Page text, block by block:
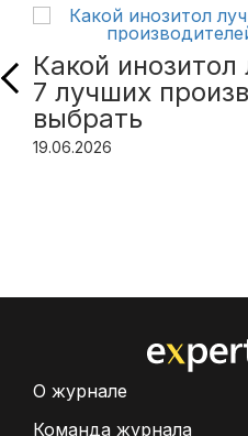
Какой
7 лучших
выбрать
19.06.2026
О журнале
Команда журнала